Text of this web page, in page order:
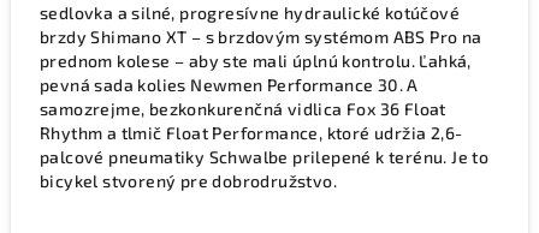
sedlovka a silné, progresívne hydraulické kotúčové
brzdy Shimano XT – s brzdovým systémom ABS Pro na
prednom kolese – aby ste mali úplnú kontrolu. Ľahká,
pevná sada kolies Newmen Performance 30. A
samozrejme, bezkonkurenčná vidlica Fox 36 Float
Rhythm a tlmič Float Performance, ktoré udržia 2,6-
palcové pneumatiky Schwalbe prilepené k terénu. Je to
bicykel stvorený pre dobrodružstvo.